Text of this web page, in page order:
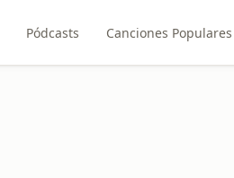
Pódcasts Canciones Populares